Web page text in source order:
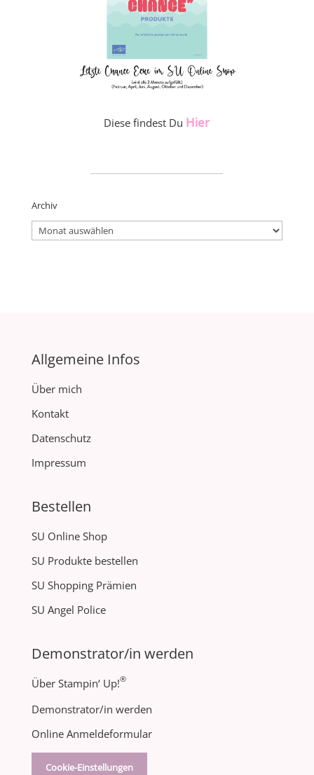
Diese findest Du Hier
Archiv
Archiv
Allgemeine Infos
Über mich
Kontakt
Datenschutz
Impressum
Bestellen
SU Online Shop
SU Produkte bestellen
SU Shopping Prämien
SU Angel Police
Demonstrator/in werden
Über Stampin‘ Up!®
Demonstrator/in werden
Online Anmeldeformular
Cookie-Einstellungen